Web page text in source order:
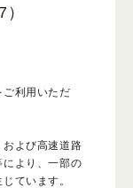
ご利用いただ
および高速道路
により、一部の
ています。